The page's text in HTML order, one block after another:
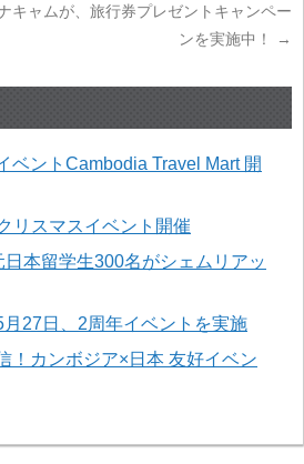
キャムが、旅行券プレゼントキャンペー
ンを実施中！
→
ベントCambodia Travel Mart 開
リスマスイベント開催
本留学生300名がシェムリアッ
27日、2周年イベントを実施
！カンボジア×日本 友好イベン